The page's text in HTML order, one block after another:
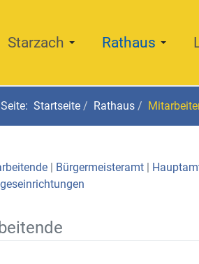
Starzach Rathaus
Startseite Rathaus
| Bürgermeisteramt |